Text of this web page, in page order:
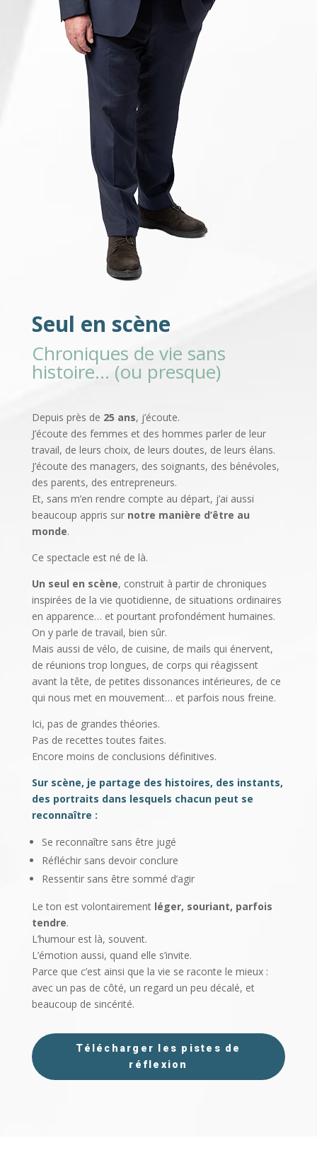
Seul en scène
Chroniques de vie sans
histoire… (ou presque)
Depuis près de 25 ans, j’écoute.
J’écoute des femmes et des hommes parler de leur
travail, de leurs choix, de leurs doutes, de leurs élans.
J’écoute des managers, des soignants, des bénévoles,
des parents, des entrepreneurs.
Et, sans m’en rendre compte au départ, j’ai aussi
beaucoup appris sur notre manière d’être au
monde.
Ce spectacle est né de là.
Un seul en scène, construit à partir de chroniques
inspirées de la vie quotidienne, de situations ordinaires
en apparence… et pourtant profondément humaines.
On y parle de travail, bien sûr.
Mais aussi de vélo, de cuisine, de mails qui énervent,
de réunions trop longues, de corps qui réagissent
avant la tête, de petites dissonances intérieures, de ce
qui nous met en mouvement… et parfois nous freine.
Ici, pas de grandes théories.
Pas de recettes toutes faites.
Encore moins de conclusions définitives.
Sur scène, je partage des histoires, des instants,
des portraits dans lesquels chacun peut se
reconnaître :
Se reconnaître sans être jugé
Réfléchir sans devoir conclure
Ressentir sans être sommé d’agir
Le ton est volontairement léger, souriant, parfois
tendre.
L’humour est là, souvent.
L’émotion aussi, quand elle s’invite.
Parce que c’est ainsi que la vie se raconte le mieux :
avec un pas de côté, un regard un peu décalé, et
beaucoup de sincérité.
Télécharger les pistes de
réflexion